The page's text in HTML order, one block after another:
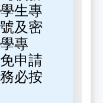
生專
及密
專
申請
必按